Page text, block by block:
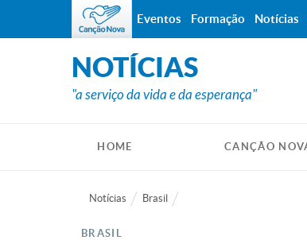
NOTÍCIAS
"a serviço da vida e da esperança"
HOME CANÇÃO
Notícias Brasil
BRASIL
Eventos Formação Notícias